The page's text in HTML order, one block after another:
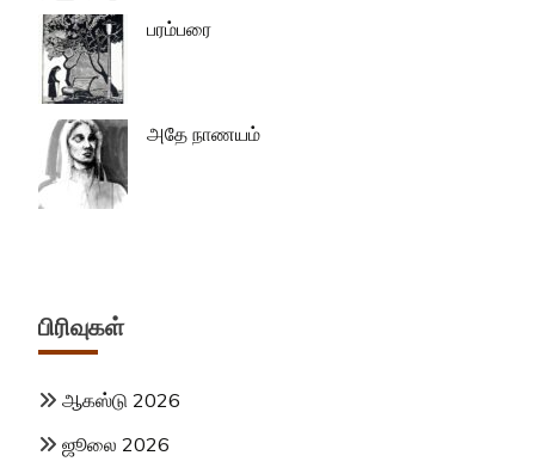
பரம்பரை
அதே நாணயம்
பிரிவுகள்
ஆகஸ்டு 2026
ஜூலை 2026